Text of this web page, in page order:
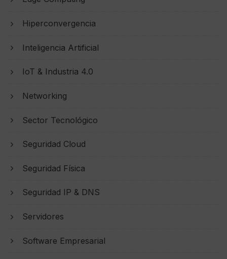
Hiperconvergencia
Inteligencia Artificial
IoT & Industria 4.0
Networking
Sector Tecnológico
Seguridad Cloud
Seguridad Física
Seguridad IP & DNS
Servidores
Software Empresarial